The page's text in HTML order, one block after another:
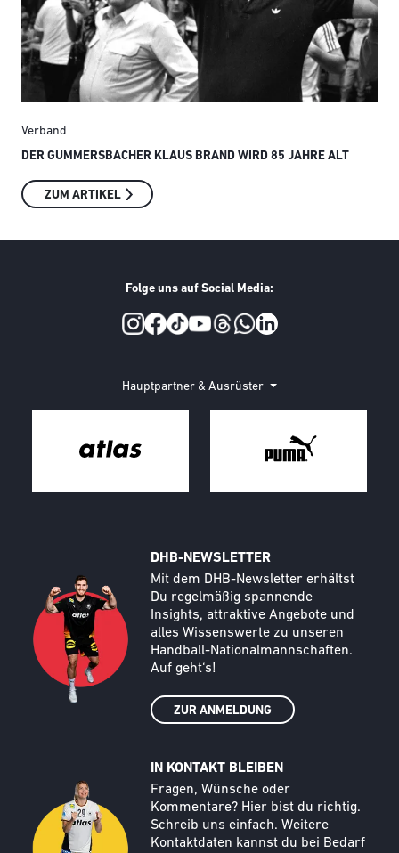
Verband
DER GUMMERSBACHER KLAUS BRAND WIRD 85 JAHRE ALT
ZUM ARTIKEL
Folge uns auf Social Media:
Hauptpartner & Ausrüster
DHB-NEWSLETTER
Text
Mit dem DHB-Newsletter erhältst
Du regelmäßig spannende
Insights, attraktive Angebote und
alles Wissenswerte zu unseren
Handball-Nationalmannschaften.
Auf geht‘s!
ZUR ANMELDUNG
Call to action image
IN KONTAKT BLEIBEN
Text
Fragen, Wünsche oder
Kommentare? Hier bist du richtig.
Schreib uns einfach. Weitere
Kontaktdaten kannst du bei Bedarf